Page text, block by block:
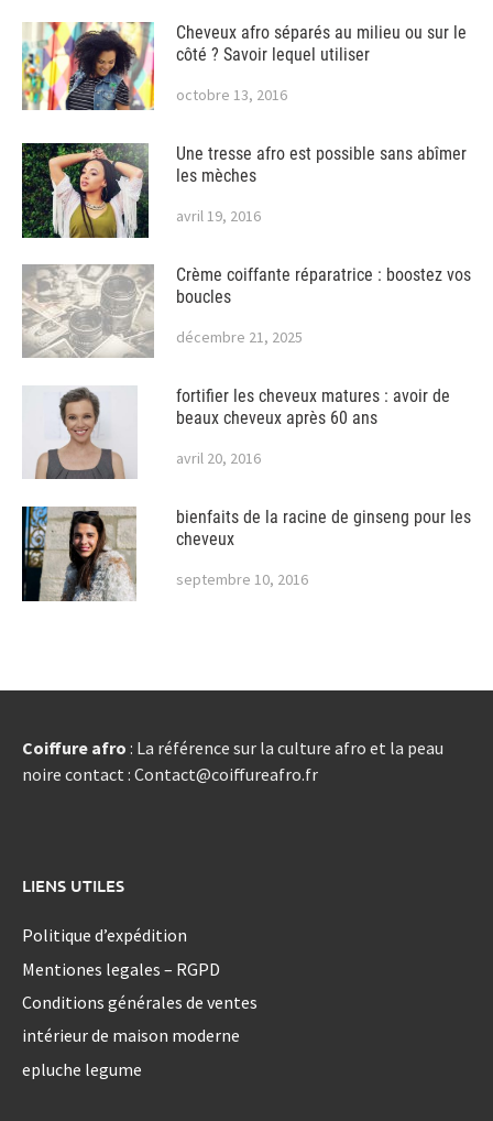
Cheveux afro séparés au milieu ou sur le
côté ? Savoir lequel utiliser
octobre 13, 2016
Une tresse afro est possible sans abîmer
les mèches
avril 19, 2016
Crème coiffante réparatrice : boostez vos
boucles
décembre 21, 2025
fortifier les cheveux matures : avoir de
beaux cheveux après 60 ans
avril 20, 2016
bienfaits de la racine de ginseng pour les
cheveux
septembre 10, 2016
Coiffure afro : La référence sur la culture afro et la peau
noire contact : Contact@coiffureafro.fr
LIENS UTILES
Politique d’expédition
Mentiones legales – RGPD
Conditions générales de ventes
intérieur de maison moderne
epluche legume